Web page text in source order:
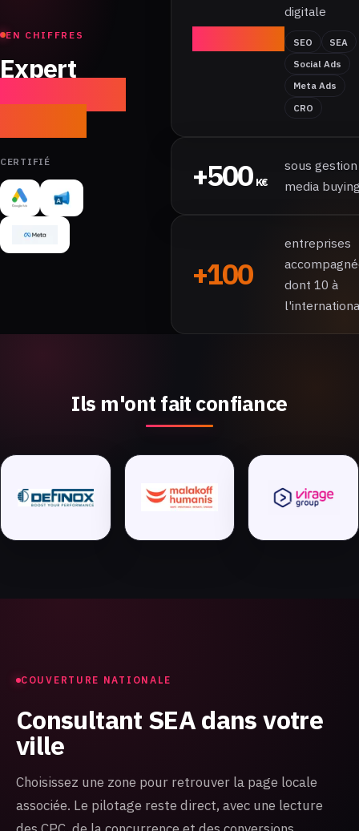
EN CHIFFRES
Expert
CERTIFIÉ
+7
digitale
SEO
SEA
Social Ads
Meta Ads
CRO
+500 K€
sous gestion
media
+100
entreprises
dont 10 à
Ils m'ont fait confiance
COUVERTURE NATIONALE
Consultant SEA dans votre
ville
Choisissez une zone pour retrouver la page locale
associée. Le pilotage reste direct, avec une lecture